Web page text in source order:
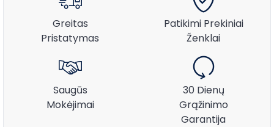
Greitas
Pristatymas
Patikimi Prekiniai
Ženklai
Saugūs
Mokėjimai
30 Dienų
Grąžinimo
Garantija